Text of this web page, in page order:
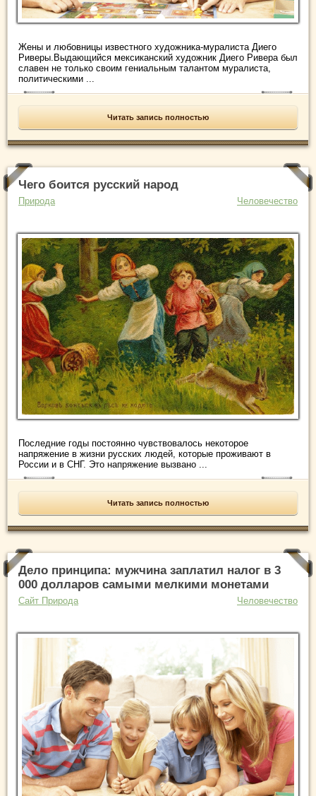
Жены и любовницы известного художника-муралиста Диего
Риверы.Выдающийся мексиканский художник Диего Ривера был
славен не только своим гениальным талантом муралиста,
политическими ...
Читать запись полностью
Чего боится русский народ
Природа Человечество
Последние годы постоянно чувствовалось некоторое
напряжение в жизни русских людей, которые проживают в
России и в СНГ. Это напряжение вызвано ...
Читать запись полностью
Дело принципа: мужчина заплатил налог в 3
000 долларов самыми мелкими монетами
Сайт Природа Человечество